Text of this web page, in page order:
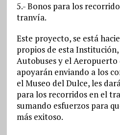
5.- Bonos para los
tranvía.
Este proyecto, se está
propios de esta
Autobuses y el Aeropuerto
apoyarán enviando a los
el Museo del Dulce, les
para los recorridos en el
sumando esfuerzos para
más exitoso.